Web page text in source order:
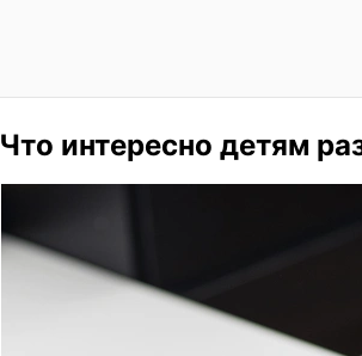
Что интересно детям